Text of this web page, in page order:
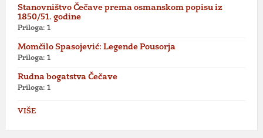
Stanovništvo Čečave prema osmanskom popisu iz
1850/51. godine
Priloga: 1
Momčilo Spasojević: Legende Pousorja
Priloga: 1
Rudna bogatstva Čečave
Priloga: 1
VIŠE